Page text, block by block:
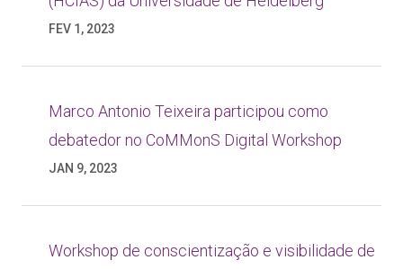
FEV 1, 2023
Marco Antonio Teixeira participou como
debatedor no CoMMonS Digital Workshop
JAN 9, 2023
Workshop de conscientização e visibilidade de